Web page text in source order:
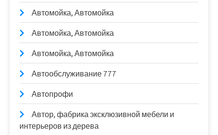
Автомойка, Автомойка
Автомойка, Автомойка
Автомойка, Автомойка
Автообслуживание 777
Автопрофи
Автор, фабрика эксклюзивной мебели и
интерьеров из дерева